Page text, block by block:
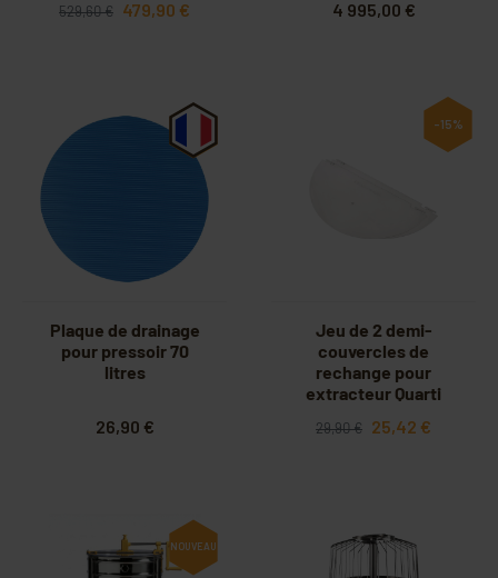
529,60 € 479,90 € 4 995,00 €
Plaque de drainage
pour pressoir 70
litres
26,90 €
-15%
Jeu de 2 demi-
couvercles de
rechange pour
extracteur Quarti
29,90 € 25,42 €
NOUVEAU